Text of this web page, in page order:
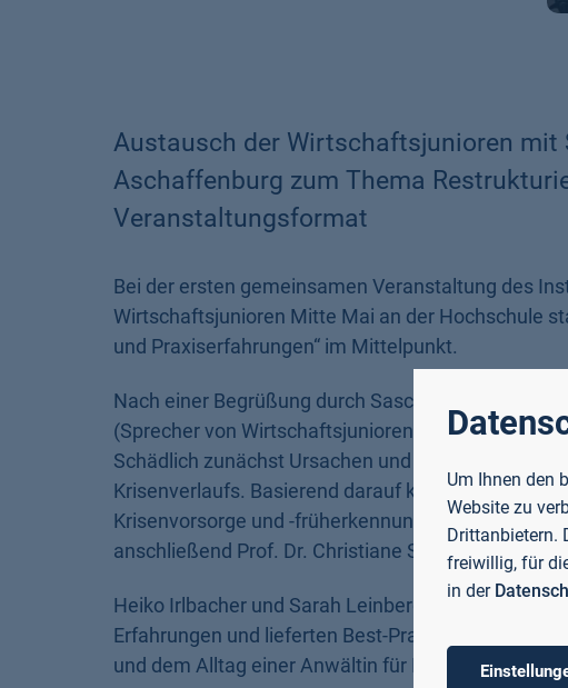
Austausch der Wirtschaftsjunioren mit
Aschaffenburg zum Thema
Veranstaltungsformat
Bei der ersten gemeinsamen Veranstaltung des
Wirtschaftsjunioren Mitte Mai an der Hochschule
und Praxiserfahrungen“ im Mittelpunkt.
Nach einer Begrüßung durch Sascha Schneider
(Sprecher von Wirtschaftsjunioren) und
Schädlich zunächst Ursachen und Symptome von
Krisenverlaufs. Basierend darauf klassifizierte sie
Krisenvorsorge und -früherkennung. Um bereits
anschließend Prof. Dr. Christiane Seidel drei
Heiko Irlbacher und Sarah Leinberger teilten als
Erfahrungen und lieferten Best-Practise-Beispiele
und dem Alltag einer Anwältin für Insolvenzrecht.
Um Ihnen den
Website zu
Drittanbietern.
freiwillig, für
in der